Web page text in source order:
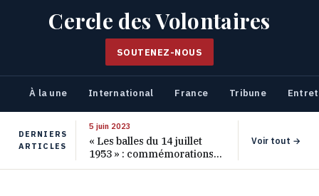
Cercle des Volontaires
SOUTENEZ-NOUS
À la une International France Tribune
DERNIERS
ARTICLES
5 juin 2023
« Les balles du 14 juillet
1953 » : commémorations
pour les 70 ans de ce
Voir tout →